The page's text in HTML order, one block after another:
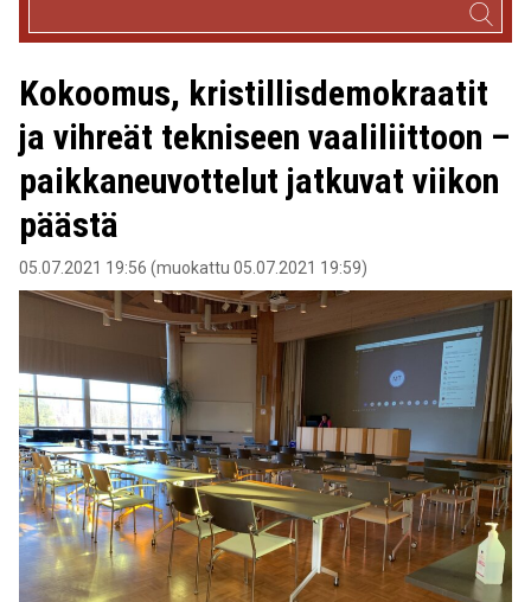
Kokoomus, kristillisdemokraatit
ja vihreät tekniseen vaaliliittoon –
paikkaneuvottelut jatkuvat viikon
päästä
05.07.2021 19:56 (muokattu 05.07.2021 19:59)